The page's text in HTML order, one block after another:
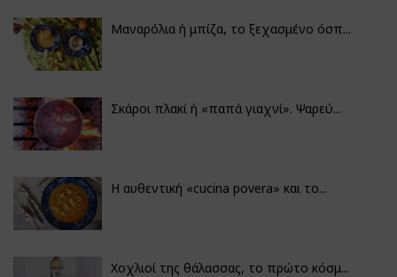
Μαναρόλια ή μπίζα, το ξεχασμένο όσπ...
Σκάροι πλακί ή «παπά γιαχνί». Ψαρεύ...
Η αυθεντική «cucina povera» και το...
Χοχλιοί της θάλασσας, το πρώτο κόσμ...